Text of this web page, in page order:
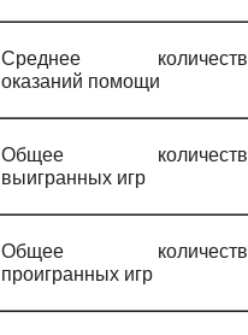
Среднее
оказаний помощи
Общее
выигранных игр
Общее
проигранных игр